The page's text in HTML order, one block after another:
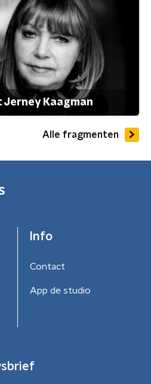
Jerney Kaagman
Alle fragmenten
Info
Contact
App de studio